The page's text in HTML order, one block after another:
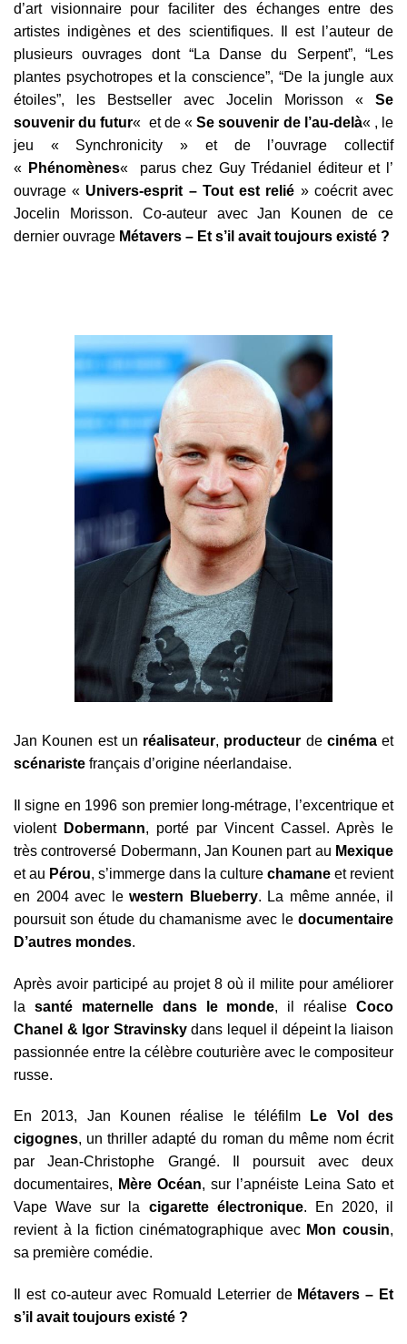
d’art visionnaire pour faciliter des échanges entre des
artistes indigènes et des scientifiques. Il est l’auteur de
plusieurs ouvrages dont “La Danse du Serpent”, “Les
plantes psychotropes et la conscience”, “De la jungle aux
étoiles”, l es Bestseller avec Jocelin Morisson « Se
souvenir du futur« et de «Se souvenir de l’au-delà« , le
jeu « Synchronicity » et de
l’ouvrage collectif
« Phénomènes«
parus chez Guy Trédaniel éditeur et l’
ouvrage « Univers-esprit – Tout est relié » coécrit avec
Jocelin Morisson. Co-auteur avec Jan Kounen de ce
dernier ouvrage Métavers – Et s’il avait toujours existé ?
Jan Kounen est un réalisateur, producteur de cinémaet
scénariste français d’origine néerlandaise.
Il signe en 1996 son premier long-métrage, l’excentrique et
violent Dobermann, porté par Vincent Cassel. Après le
très controversé Dobermann, Jan Kounen part au Mexique
et au Pérou, s’immerge dans la culture chamane et revient
en 2004 avec lewestern Blueberry. La même année, il
poursuit son étude du chamanisme avec le documentaire
D’autres mondes.
Après avoir participé au projet 8 où il milite pour améliorer
la santé maternelle dans le monde, il réalise Coco
Chanel & Igor Stravinskydans lequel il dépeint la liaison
passionnée entre la célèbre couturière avec le compositeur
russe.
En 2013, Jan Kounen réalise le téléfilm
Le Vol des
cigognes, un thriller adapté du roman du même nom écrit
par Jean-Christophe Grangé. Il poursuit avec deux
documentaires, Mère Océan, sur l’apnéiste Leina Sato et
Vape Wave sur la cigarette électronique. En 2020, il
revient à la fiction cinématographique avec Mon cousin,
sa première comédie.
Il est co-auteur avec Romuald Leterrier de Métavers – Et
s’il avait toujours existé ?